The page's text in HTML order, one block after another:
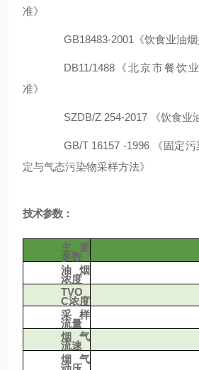
准》
GB18483-2001 《饮食业油
DB11/1488 《北京市餐饮
准》
SZDB/Z 254-2017 《饮食业
GB/T 16157 -1996
《固定
定与气态污染物采样方法》
技术参数：
主要
参数
油烟
浓度
TVO
C浓度
采样
流量
烟气
流速
烟气